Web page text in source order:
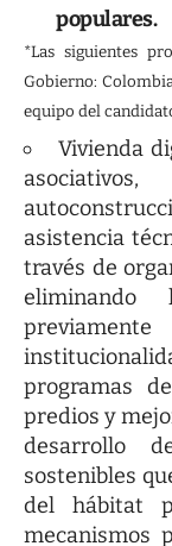
populares.
*Las siguientes
Gobierno:
equipo del
Vivienda
asistencia
través de
programas
predios y
desarrollo
sostenibles
del hábitat
mecanismos